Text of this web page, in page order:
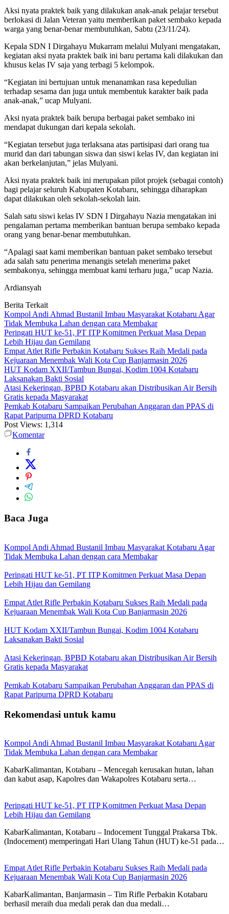
Aksi nyata praktek baik yang dilakukan anak-anak pelajar tersebut
berlokasi di Jalan Veteran yaitu memberikan paket sembako kepada
warga yang benar-benar membutuhkan, Sabtu (23/11/24).
Kepala SDN I Dirgahayu Mukarram melalui Mulyani mengatakan,
kegiatan aksi nyata praktek baik ini baru pertama kali dilakukan dan
khusus kelas IV saja yang terbagi 5 kelompok.
“Kegiatan ini bertujuan untuk menanamkan rasa kepedulian
terhadap sesama dan juga untuk membentuk karakter baik pada
anak-anak,” ucap Mulyani.
Aksi nyata praktek baik berupa berbagai paket sembako ini
mendapat dukungan dari kepala sekolah.
“Kegiatan tersebut juga terlaksana atas partisipasi dari orang tua
murid dan dari tabungan siswa dan siswi kelas IV, dan kegiatan ini
akan berkelanjutan,” jelas Mulyani.
Aksi nyata praktek baik ini merupakan pilot projek (sebagai contoh)
bagi pelajar seluruh Kabupaten Kotabaru, sehingga diharapkan
dapat dilakukan oleh sekolah-sekolah lain.
Salah satu siswi kelas IV SDN I Dirgahayu Nazia mengatakan ini
pengalaman pertama memberikan bantuan berupa sembako kepada
orang yang benar-benar membutuhkan.
“Apalagi saat kami memberikan bantuan paket sembako tersebut
ada salah satu penerima menangis setelah menerima paket
sembakonya, sehingga membuat kami terharu juga,” ucap Nazia.
Ardiansyah
Berita Terkait
Kompol Andi Ahmad Bustanil Imbau Masyarakat Kotabaru Agar
Tidak Membuka Lahan dengan cara Membakar
Peringati HUT ke-51, PT ITP Komitmen Perkuat Masa Depan
Lebih Hijau dan Gemilang
Empat Atlet Rifle Perbakin Kotabaru Sukses Raih Medali pada
Kejuaraan Menembak Wali Kota Cup Banjarmasin 2026
HUT Kodam XXII/Tambun Bungai, Kodim 1004 Kotabaru
Laksanakan Bakti Sosial
Atasi Kekeringan, BPBD Kotabaru akan Distribusikan Air Bersih
Gratis kepada Masyarakat
Pemkab Kotabaru Sampaikan Perubahan Anggaran dan PPAS di
Rapat Paripurna DPRD Kotabaru
Post Views: 1,314
Komentar
Baca Juga
Kompol Andi Ahmad Bustanil Imbau Masyarakat Kotabaru Agar
Tidak Membuka Lahan dengan cara Membakar
Peringati HUT ke-51, PT ITP Komitmen Perkuat Masa Depan
Lebih Hijau dan Gemilang
Empat Atlet Rifle Perbakin Kotabaru Sukses Raih Medali pada
Kejuaraan Menembak Wali Kota Cup Banjarmasin 2026
HUT Kodam XXII/Tambun Bungai, Kodim 1004 Kotabaru
Laksanakan Bakti Sosial
Atasi Kekeringan, BPBD Kotabaru akan Distribusikan Air Bersih
Gratis kepada Masyarakat
Pemkab Kotabaru Sampaikan Perubahan Anggaran dan PPAS di
Rapat Paripurna DPRD Kotabaru
Rekomendasi untuk kamu
Kompol Andi Ahmad Bustanil Imbau Masyarakat Kotabaru Agar
Tidak Membuka Lahan dengan cara Membakar
KabarKalimantan, Kotabaru – Mencegah kerusakan hutan, lahan
dan kabut asap, Kapolres dan Wakapolres Kotabaru serta…
Peringati HUT ke-51, PT ITP Komitmen Perkuat Masa Depan
Lebih Hijau dan Gemilang
KabarKalimantan, Kotabaru – Indocement Tunggal Prakarsa Tbk.
(Indocement) memperingati Hari Ulang Tahun (HUT) ke-51 pada…
Empat Atlet Rifle Perbakin Kotabaru Sukses Raih Medali pada
Kejuaraan Menembak Wali Kota Cup Banjarmasin 2026
KabarKalimantan, Banjarmasin – Tim Rifle Perbakin Kotabaru
berhasil meraih dua medali perak dan dua medali…